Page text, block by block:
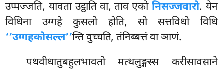
उप्पज्जति, यावता उट्ठाति वा, ताव एकोनिसज्जवारो. येन
विधिना उग्गहे कुसलो होति, सो सत्तविधो विधि
‘‘उग्गहकोसल्ल’’न्ति वुच्चति, तंनिब्बत्तं वा ञाणं.
पथवीधातुबहुलभावतो मत्थलुङ्गस्स करीसावसाने